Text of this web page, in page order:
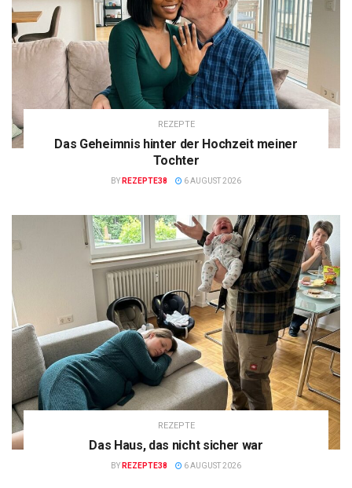
REZEPTE
Das Geheimnis hinter der Hochzeit meiner
Tochter
BY REZEPTE38 6 AUGUST 2026
REZEPTE
Das Haus, das nicht sicher war
BY REZEPTE38 6 AUGUST 2026